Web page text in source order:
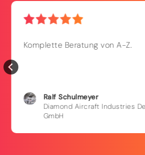
Komplette Beratung von A-Z.
Ralf Schulmeyer
Diamond Aircraft Industries
GmbH